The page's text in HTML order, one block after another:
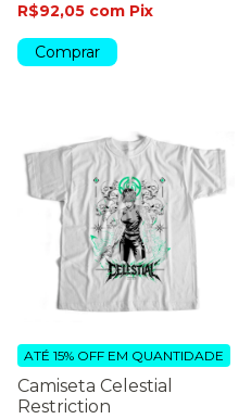
R$92,05 com Pix
Comprar
Camiseta Celestial
Restriction
ATÉ 15% OFF EM QUANTIDADE